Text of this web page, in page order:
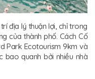
địa lý thuận lợi, chỉ trong
của thành phố. Cách Cố
Park Ecotourism 9km và
bao quanh bởi nhiều nhà